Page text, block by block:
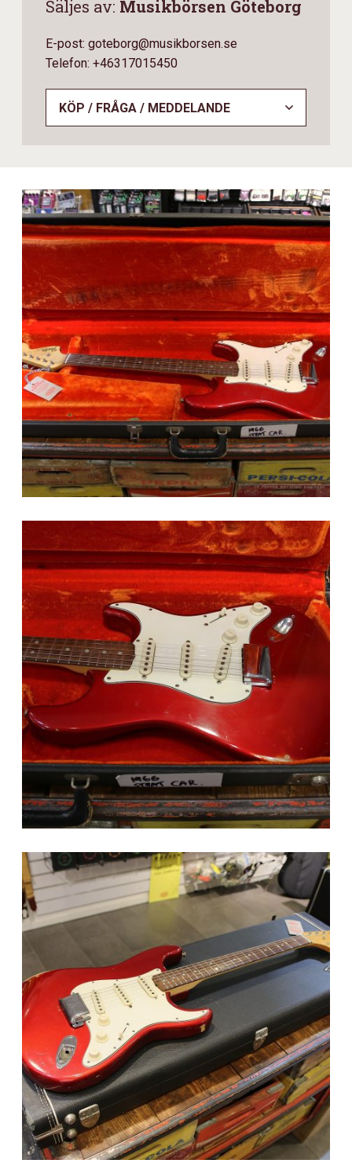
Säljes av: Musikbörsen Göteborg
E-post: goteborg@musikborsen.se
Telefon: +46317015450
KÖP / FRÅGA / MEDDELANDE